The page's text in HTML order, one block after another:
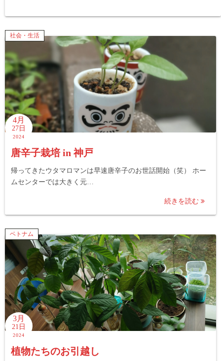
社会・生活
4月
27日
2024
唐辛子栽培 in 神戸
帰ってきたウタマロマンは早速唐辛子のお世話開始（笑） ホー
ムセンターでは大きく元…
続きを読む
ベトナム
3月
21日
2024
植物たちのお引越し